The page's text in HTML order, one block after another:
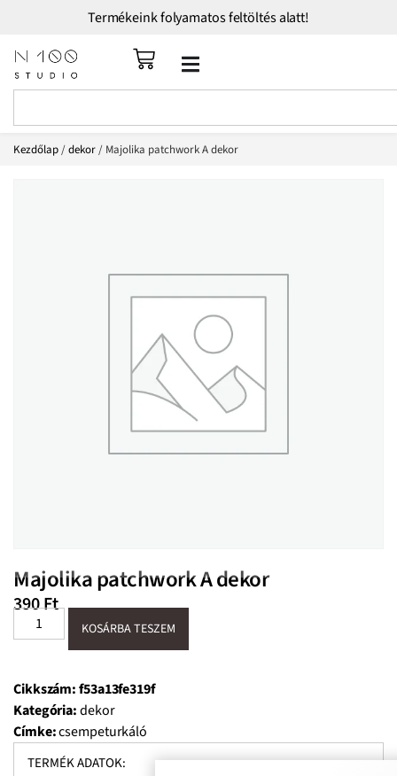
Termékeink folyamatos feltöltés alatt!
Kezdőlap/dekor/ Majolika patchwork A dekor
Majolika patchwork A dekor
390Ft
KOSÁRBA TESZEM
Cikkszám:f53a13fe319f
Kategória:dekor
Címke:csempeturkáló
TERMÉK ADATOK: